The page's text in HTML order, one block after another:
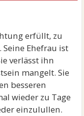
erfüllt, zu
Ehefrau ist
verlässt ihn
mangelt. Sie
besseren
wieder zu Tage
einzulullen.